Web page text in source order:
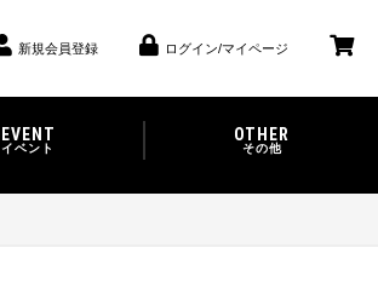
新規会員登録 ログイン/マイページ
EVENT
イベント
OTHER
その他